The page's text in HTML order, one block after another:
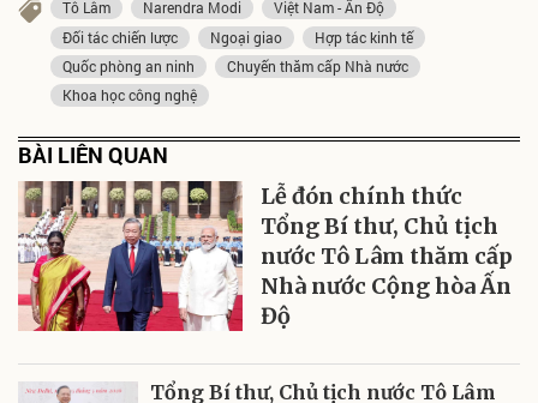
Tô Lâm Narendra Modi
Việt Nam - Ấn Độ
Đối tác chiến lược
Ngoại giao
Hợp tác kinh tế
Quốc phòng an ninh
Chuyến thăm cấp Nhà nước
Khoa học công nghệ
BÀI LIÊN QUAN
Lễ đón chính thức
Tổng Bí thư, Chủ tịch
nước Tô Lâm thăm cấp
Nhà nước Cộng hòa Ấn
Độ
Tổng Bí thư, Chủ tịch nước Tô Lâm